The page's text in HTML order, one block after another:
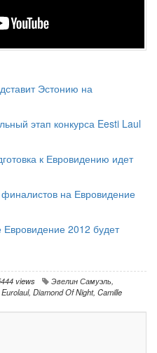
Эстонию на
этап конкурса Eesti Laul
к Евровидению идет
на Евровидение
Евровидение 2012 будет
views Эвелин Самуэль,
Eurolaul, Diamond Of Night, Camille